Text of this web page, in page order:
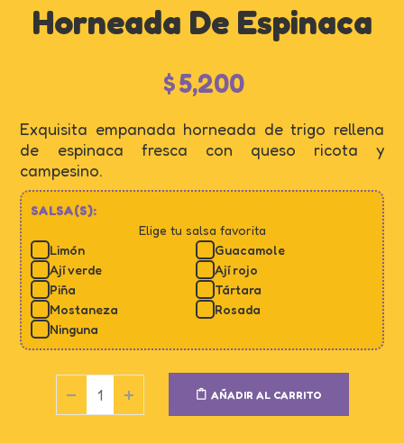
Horneada De Espinaca
$5,200
Exquisita empanada horneada de trigo rellena
de espinaca fresca con queso ricota y
campesino.
SALSA(S):
Elige tu salsa favorita
Limón
Guacamole
Ají verde
Ají rojo
Piña
Tártara
Mostaneza
Rosada
Ninguna
AÑADIR AL CARRITO